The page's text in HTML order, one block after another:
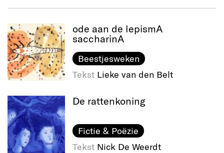
ode aan de lepismA
saccharinA
Beestjesweken
Tekst Lieke van den Belt
De rattenkoning
Fictie & Poëzie
Tekst Nick De Weerdt